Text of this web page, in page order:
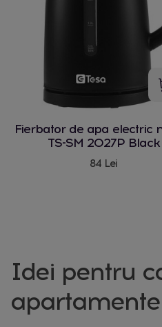
Fierbator de apa electric
TS-SM 2027P Black
84 Lei
Idei pentru